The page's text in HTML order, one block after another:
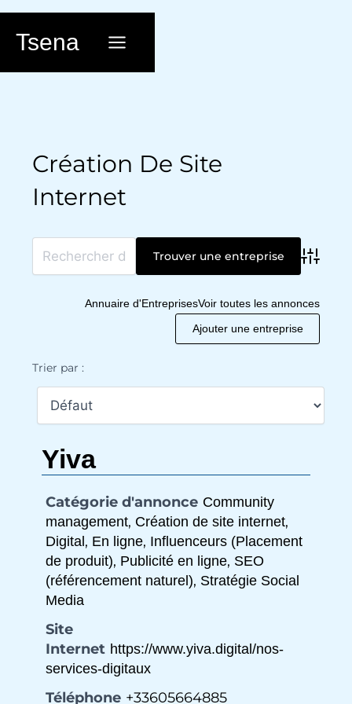
Aller
contenu
Tsena
Création De Site
Internet
Annuaire d'EntreprisesVoir toutes les annonces
Ajouter une entreprise
Trier par :
Yiva
Catégorie d'annonce Community
management, Création de site internet,
Digital, En ligne, Influenceurs (Placement
de produit), Publicité en ligne, SEO
(référencement naturel), Stratégie Social
Media
Site
Internet https://www.yiva.digital/nos-
services-digitaux
Téléphone +33605664885